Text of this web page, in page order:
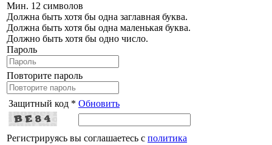
Мин. 12 символов
Должна быть хотя бы одна заглавная буква.
Должна быть хотя бы одна маленькая буква.
Должно быть хотя бы одно число.
Пароль
Повторите пароль
Защитный код * Обновить
Регистрируясь вы соглашаетесь с политика